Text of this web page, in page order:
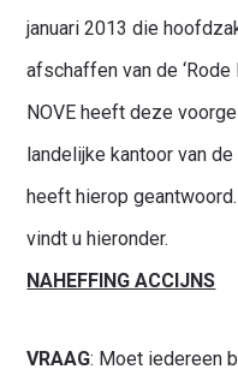
januari 2013 die
afschaffen van de
NOVE heeft deze
landelijke kantoor van
heeft hierop
vindt u hieronder.
NAHEFFING ACCIJNS
VRAAG: Moet iedereen